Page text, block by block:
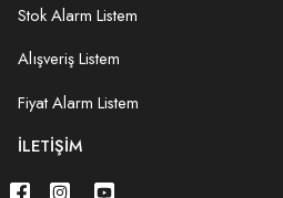
Stok Alarm Listem
Alışveriş Listem
Fiyat Alarm Listem
İLETIŞIM